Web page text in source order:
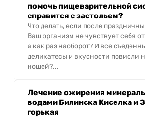
помочь пищеварительной
справится с застольем?
Что делать, если после
Ваш организм не чувствует себя
а как раз наоборот? И все
деликатесы и вкусности повисли
ношей?...
Лечение ожирения
водами Билинска Киселка и
горькая